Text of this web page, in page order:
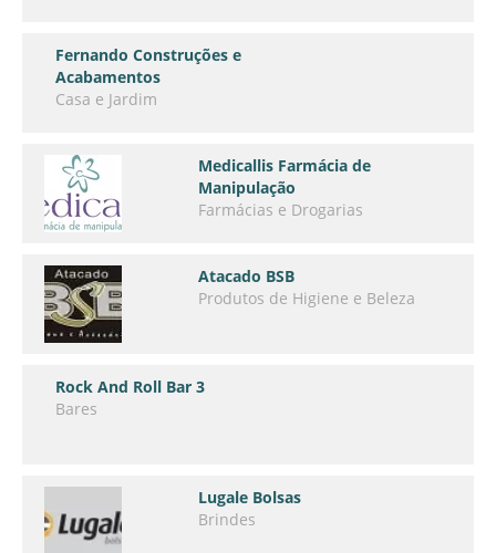
Fernando Construções e
Acabamentos
Casa e Jardim
Medicallis Farmácia de
Manipulação
Farmácias e Drogarias
Atacado BSB
Produtos de Higiene e Beleza
Rock And Roll Bar 3
Bares
Lugale Bolsas
Brindes